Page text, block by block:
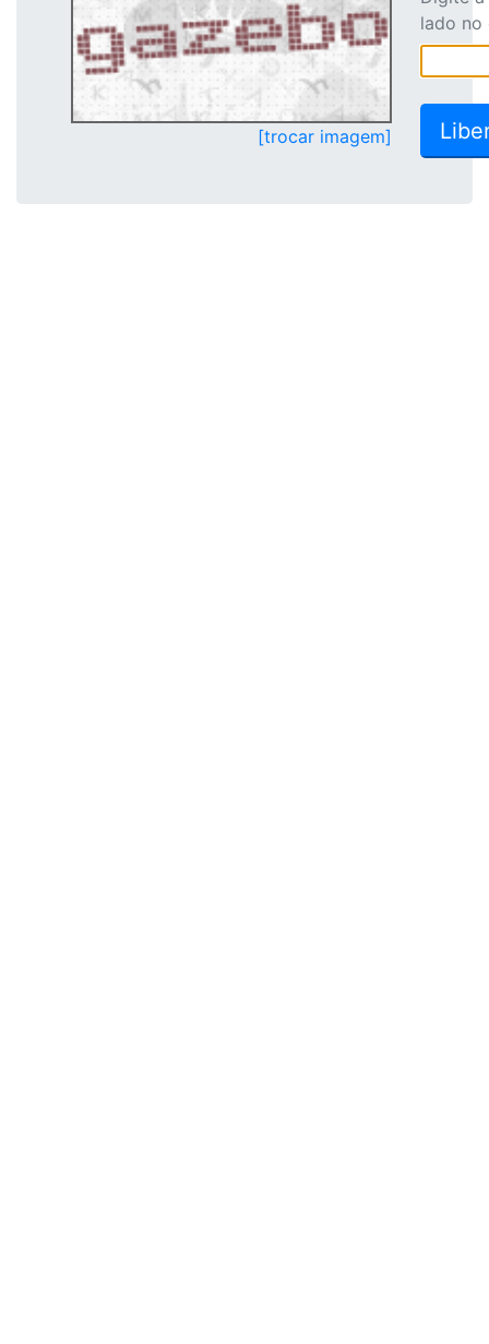
[trocar imagem]
lado no